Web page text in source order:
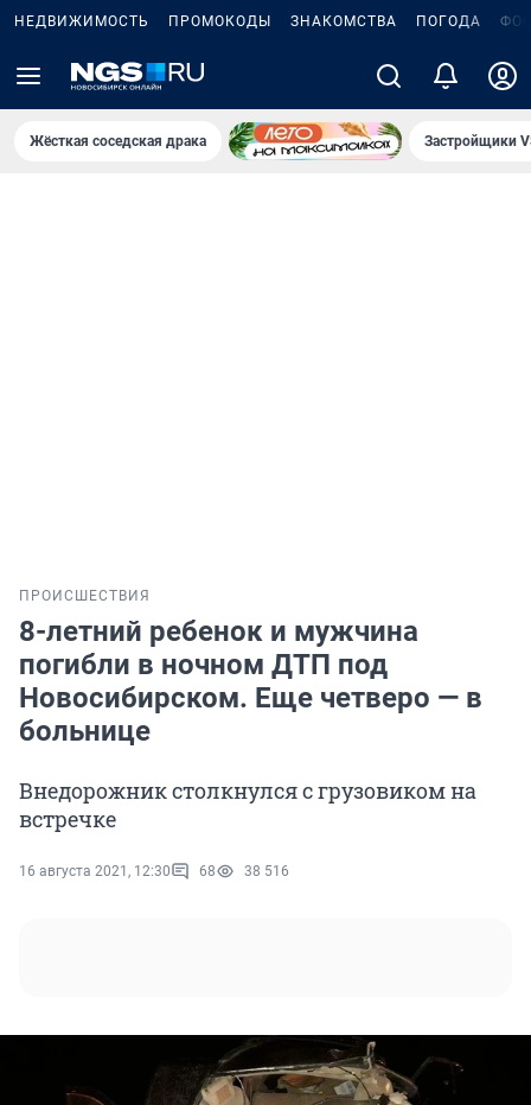
НЕДВИЖИМОСТЬ ПРОМОКОДЫ ЗНАКОМСТВА ПОГОДА
Жёсткая соседская драка Застройщики
ПРОИСШЕСТВИЯ
8-летний ребенок и мужчина
погибли в ночном ДТП под
Новосибирском. Еще четверо — в
больнице
Внедорожник столкнулся с грузовиком на
встречке
16 августа 2021, 12:30 68 38 516